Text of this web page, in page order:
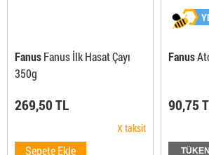
FanusFanus İlk Hasat Çayı
350g
269,50 TL
X taksit
Sepete Ekle
Fanus
90,75